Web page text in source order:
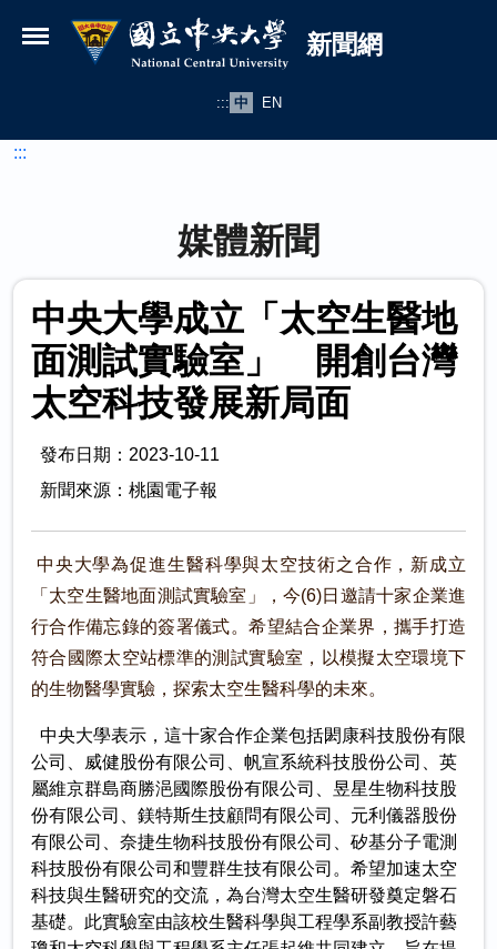
國立中央大學新聞網
新聞網
::: 中 EN
:::
媒體新聞
中央大學成立「太空生醫地
面測試實驗室」 開創台灣
太空科技發展新局面
發布日期：2023-10-11
新聞來源：桃園電子報
中央大學為促進生醫科學與太空技術之合作，新成立
「太空生醫地面測試實驗室」，今(6)日邀請十家企業進
行合作備忘錄的簽署儀式。希望結合企業界，攜手打造
符合國際太空站標準的測試實驗室，以模擬太空環境下
的生物醫學實驗，探索太空生醫科學的未來。
中央大學表示，這十家合作企業包括閎康科技股份有限
公司、威健股份有限公司、帆宣系統科技股份公司、英
屬維京群島商勝浥國際股份有限公司、昱星生物科技股
份有限公司、鎂特斯生技顧問有限公司、元利儀器股份
有限公司、奈捷生物科技股份有限公司、矽基分子電測
科技股份有限公司和豐群生技有限公司。希望加速太空
科技與生醫研究的交流，為台灣太空生醫研發奠定磐石
基礎。此實驗室由該校生醫科學與工程學系副教授許藝